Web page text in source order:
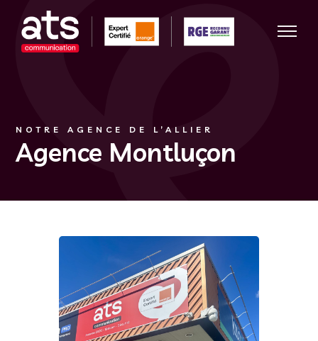
NOTRE AGENCE DE L’ALLIER
Agence Montluçon